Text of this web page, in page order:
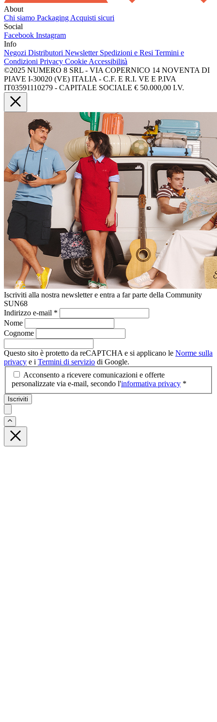
About
Chi siamo Packaging Acquisti sicuri
Social
Facebook Instagram
Info
Negozi Distributori Newsletter Spedizioni e Resi Termini e
Condizioni Privacy Cookie Accessibilità
©2025 NUMERO 8 SRL - VIA COPERNICO 14 NOVENTA DI
PIAVE I-30020 (VE) ITALIA - C.F. E R.I. VE E P.IVA
IT03591110279 - CAPITALE SOCIALE € 50.000,00 I.V.
Iscriviti alla nostra newsletter e entra a far parte della Community
SUN68
Indirizzo e-mail *
Nome
Cognome
Questo sito è protetto da reCAPTCHA e si applicano le Norme sulla
privacy e i Termini di servizio di Google.
Acconsento a ricevere comunicazioni e offerte
personalizzate via e-mail, secondo l'informativa privacy *
Iscriviti